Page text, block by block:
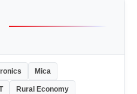
Mica
Rural Economy